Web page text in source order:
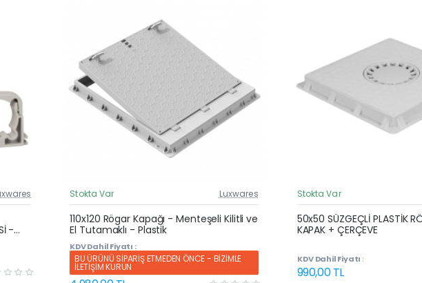
Fiyat
-
Güncel Fiyat
Yeni Ürün
Stokta Var Luxwares
110x120 Rögar Kapağı - Menteşeli Kilitli ve
El Tutamaklı - Plastik
KDV Dahil Fiyatı :
BU ÜRÜNÜ SİPARİŞ ETMEDEN ÖNCE - BİZİMLE
İLETİŞİM KURUN
Stokta Var
50x50 SÜZGEÇLİ PLASTİK
KAPAK + ÇERÇEVE
KDV Dahil Fiyatı :
990,00 TL